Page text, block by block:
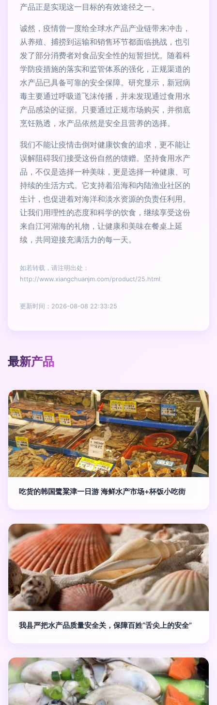
产品正是实现这一目标的有效途径之一。
诚然，疫情曾一度给全球水产品产业链带来冲击，
从养殖、捕捞到运输和销售环节都面临挑战，也引
发了部分消费者对食品安全性的短暂担忧。随着科
学防疫措施的落实和监管体系的强化，正规渠道的
水产品已具备可靠的安全保障。研究显示，新冠病
毒主要通过呼吸道飞沫传播，并未发现通过食用水
产品感染的证据。只要通过正规市场购买，并彻底
烹饪熟透，水产品依然是安全且营养的选择。
我们不能让疫情击倒对健康饮食的追求，更不能让
误解阻碍我们接受这份自然的馈赠。坚持食用水产
品，不仅是选择一种美味，更是选择一种健康、可
持续的生活方式。它支持着沿海和内陆渔业社区的
生计，也促进着对海洋和淡水资源的负责任利用。
让我们用理性的态度和科学的饮食，继续享受这份
来自江河湖海的礼物，让健康和美味在餐桌上延
续，共同迎接充满活力的每一天。
如若转载，请注明出处：
http://www.xiangchuanjm.com/product/25.html
更新时间：2026-08-08 22:33:25
最新产品
吃货的韩国鹭粱津一日游 海鲜水产市场+杯饭小吃街
我县严把水产品质量安全关，保障百姓“舌尖上的安全”